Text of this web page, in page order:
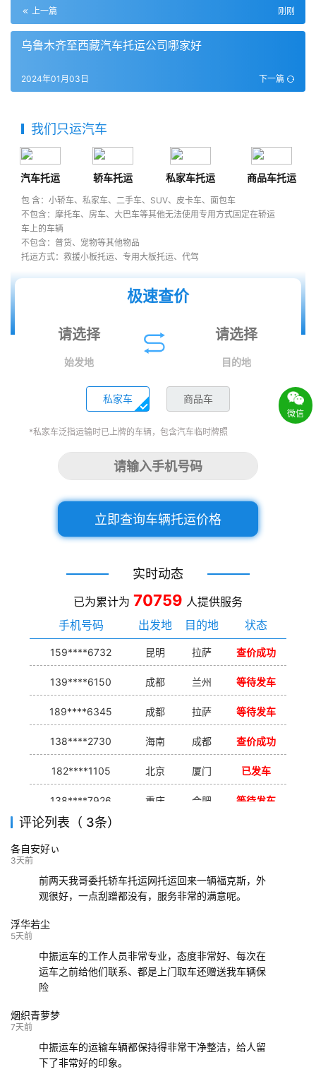
上一篇 刚刚
乌鲁木齐至西藏汽车托运公司哪家好
下一篇
2024年01月03日
我们只运汽车
汽车托运 轿车托运 私家车托运 商品车托运
包 含：小轿车、私家车、二手车、SUV、皮卡车、面包车
不包含：摩托车、房车、大巴车等其他无法使用专用方式固定在轿运
车上的车辆
不包含：普货、宠物等其他物品
托运方式：救援小板托运、专用大板托运、代驾
极速查价
始发地 目的地
私家车 商品车
*私家车泛指运输时已上牌的车辆，包含汽车临时牌照
立即查询车辆托运价格
实时动态
已为累计为 70759 人提供服务
手机号码
出发地 目的地 状态
159****6732 昆明 拉萨 查价成功
139****6150 成都 兰州 等待发车
189****6345 成都 拉萨 等待发车
138****2730 海南 成都 查价成功
182****1105 北京 厦门 已发车
138****7926 重庆 合肥 等待发车
139****9233
评论列表（ 3条）
各自安好ぃ
3天前
前两天我哥委托轿车托运网托运回来一辆福克斯，外
观很好，一点刮蹭都没有，服务非常的满意呢。
浮华若尘
5天前
中振运车的工作人员非常专业，态度非常好、每次在
运车之前给他们联系、都是上门取车还赠送我车辆保
险
烟织青萝梦
7天前
中振运车的运输车辆都保持得非常干净整洁，给人留
下了非常好的印象。
微信